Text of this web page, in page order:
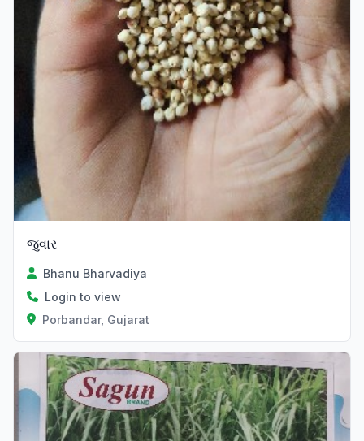
જુવાર
Bhanu Bharvadiya
Login to view
Porbandar, Gujarat
Verified